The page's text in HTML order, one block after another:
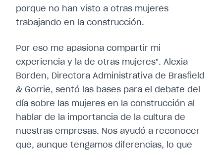
porque no han visto a otras mujeres
trabajando en la construcción.
Por eso me apasiona compartir mi
experiencia y la de otras mujeres". Alexia
Borden, Directora Administrativa de Brasfield
& Gorrie, sentó las bases para el debate del
día sobre las mujeres en la construcción al
hablar de la importancia de la cultura de
nuestras empresas. Nos ayudó a reconocer
que, aunque tengamos diferencias, lo que